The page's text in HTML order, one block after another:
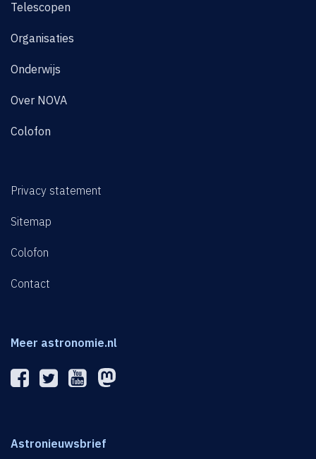
Telescopen
Organisaties
Onderwijs
Over NOVA
Colofon
Privacy statement
Sitemap
Colofon
Contact
Meer astronomie.nl
Astronieuwsbrief